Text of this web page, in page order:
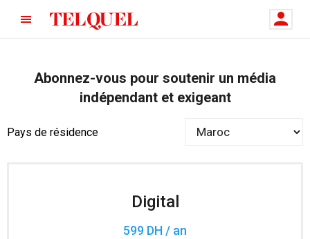
Abonnez-vous pour soutenir un média
indépendant et exigeant
Pays de résidence
Digital
599 DH / an